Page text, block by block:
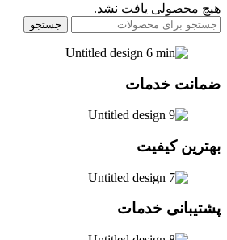
هیچ محصولی یافت نشد.
جستجو
ضمانت خدمات
بهترین کیفیت
پشتیبانی خدمات